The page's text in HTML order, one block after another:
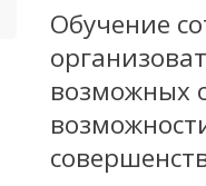
Обучение
возможных